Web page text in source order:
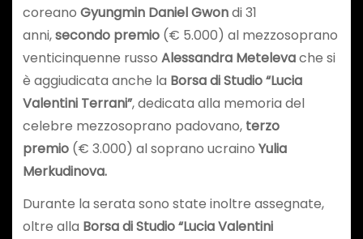
coreano Gyungmin Daniel Gwondi 31
anni,secondo premio(€ 5.000) al mezzosoprano
venticinquenne russo Alessandra Metelevache si
è aggiudicata anche la Borsa di Studio “Lucia
Valentini Terrani”, dedicata alla memoria del
celebre mezzosoprano padovano, terzo
premio(€ 3.000) al soprano ucraino Yulia
Merkudinova.
Durante la serata sono state inoltre assegnate,
oltre alla Borsa di Studio “Lucia Valentini